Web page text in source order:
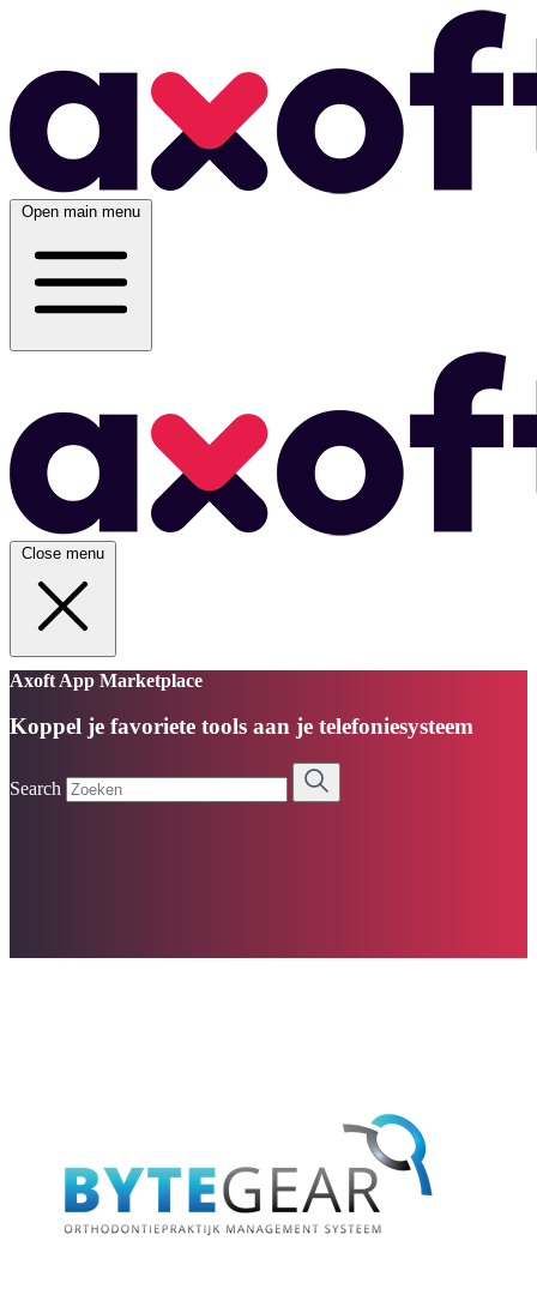
Open main menu
Close menu
Axoft App Marketplace
Koppel je favoriete tools aan je telefoniesysteem
Search